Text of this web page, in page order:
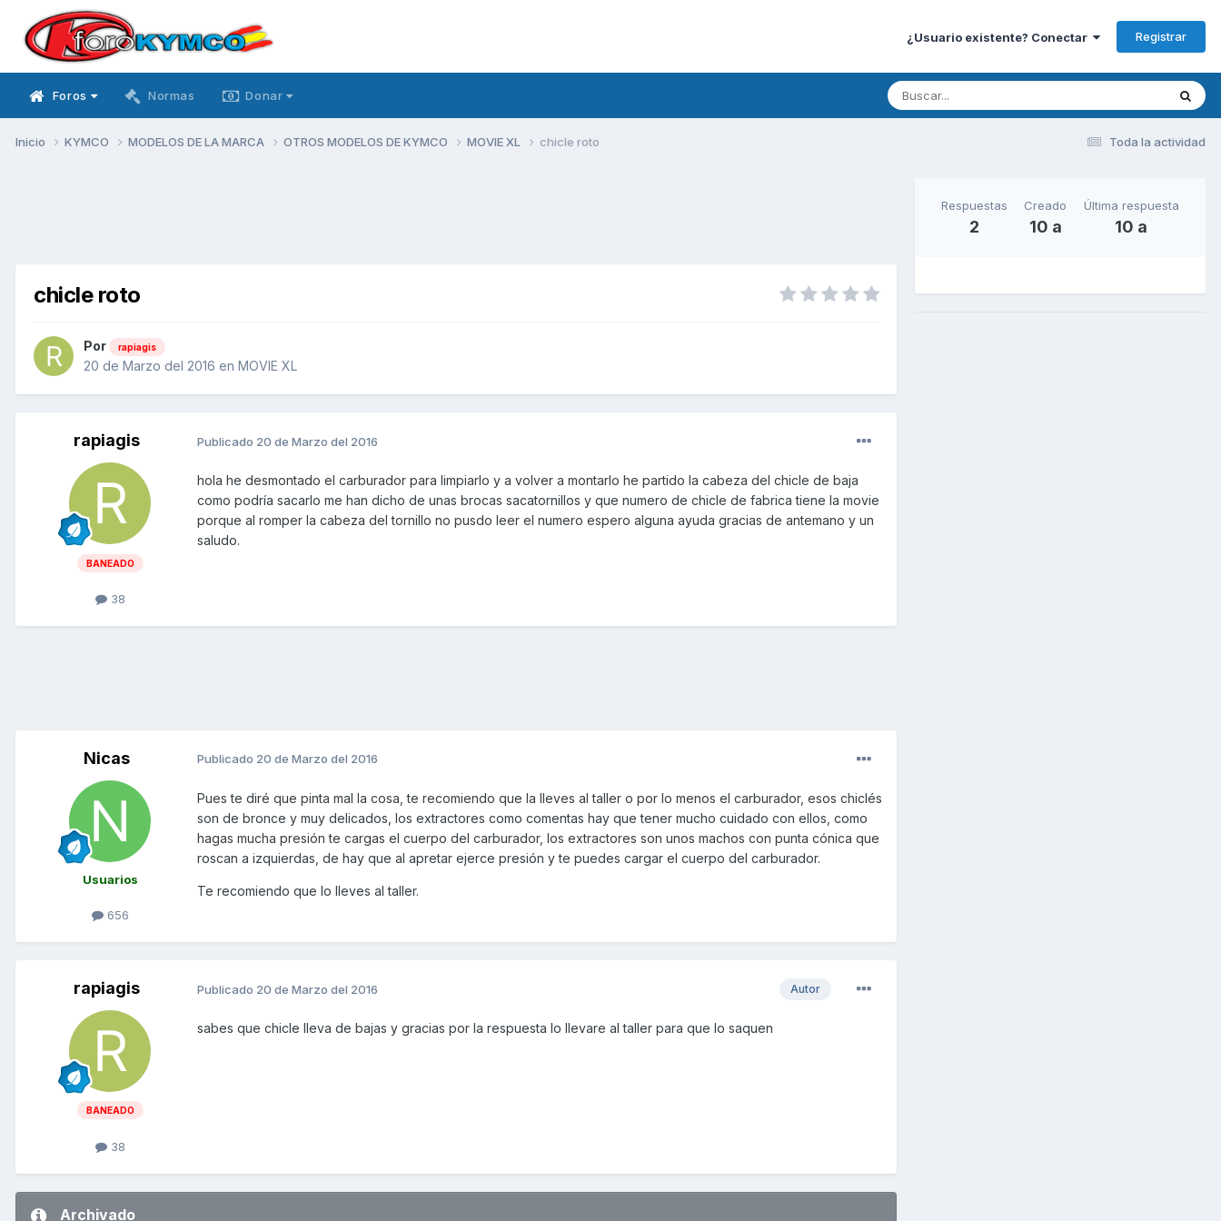
¿Usuario existente? Conectar Registrar
Foros Normas Donar
Toda la actividad
Inicio KYMCO MODELOS DE LA MARCA OTROS MODELOS DE KYMCO MOVIE XL chicle roto
chicle roto
Por rapiagis
20 de Marzo del 2016 en MOVIE XL
rapiagis
BANEADO
38
Publicado 20 de Marzo del 2016
hola he desmontado el carburador para limpiarlo y a volver a montarlo he partido la cabeza del chicle de baja
como podría sacarlo me han dicho de unas brocas sacatornillos y que numero de chicle de fabrica tiene la movie
porque al romper la cabeza del tornillo no pusdo leer el numero espero alguna ayuda gracias de antemano y un
saludo.
Nicas
Usuarios
656
Publicado 20 de Marzo del 2016
Pues te diré que pinta mal la cosa, te recomiendo que la lleves al taller o por lo menos el carburador, esos chiclés
son de bronce y muy delicados, los extractores como comentas hay que tener mucho cuidado con ellos, como
hagas mucha presión te cargas el cuerpo del carburador, los extractores son unos machos con punta cónica que
roscan a izquierdas, de hay que al apretar ejerce presión y te puedes cargar el cuerpo del carburador.
Te recomiendo que lo lleves al taller.
rapiagis
BANEADO
38
Autor
Publicado 20 de Marzo del 2016
sabes que chicle lleva de bajas y gracias por la respuesta lo llevare al taller para que lo saquen
Archivado
Respuestas
2
Creado
10 a
Última respuesta
10 a